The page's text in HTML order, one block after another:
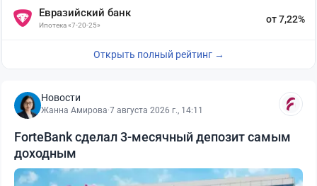
Евразийский банк
Ипотека «7-20-25»
от 7,22%
Открыть полный рейтинг →
Новости
Жанна Амирова·7 августа 2026 г., 14:11
ForteBank сделал 3-месячный депозит самым
доходным